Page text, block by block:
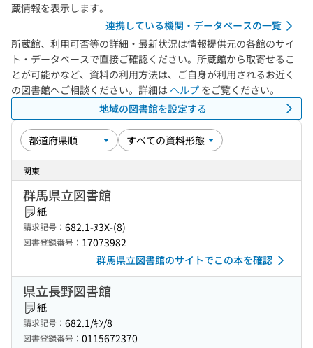
蔵情報を表示します。
連携している機関・データベースの一覧
所蔵館、利用可否等の詳細・最新状況は情報提供元の各館のサイ
ト・データベースで直接ご確認ください。所蔵館から取寄せるこ
とが可能かなど、資料の利用方法は、ご自身が利用されるお近く
の図書館へご相談ください。詳細は ヘルプ をご覧ください。
地域の図書館を設定する
関東
群馬県立図書館
紙
請求記号： 682.1-ﾇ3X-(8)
図書登録番号： 17073982
群馬県立図書館のサイトでこの本を確認
県立長野図書館
紙
請求記号： 682.1/ｷﾝ/8
図書登録番号： 0115672370